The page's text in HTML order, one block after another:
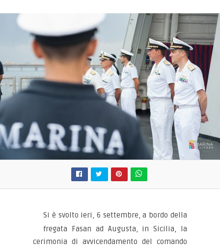
Si è svolto ieri, 6 settembre, a bordo della
fregata Fasan ad Augusta, in Sicilia, la
cerimonia di avvicendamento del comando